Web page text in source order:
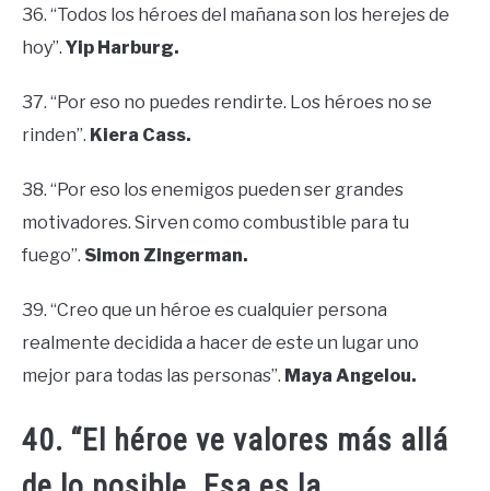
36. “Todos los héroes del mañana son los herejes de
hoy”. Yip Harburg.
37. “Por eso no puedes rendirte. Los héroes no se
rinden”. Kiera Cass.
38. “Por eso los enemigos pueden ser grandes
motivadores. Sirven como combustible para tu
fuego”. Simon Zingerman.
39. “Creo que un héroe es cualquier persona
realmente decidida a hacer de este un lugar uno
mejor para todas las personas”. Maya Angelou.
40. “El héroe ve valores más allá